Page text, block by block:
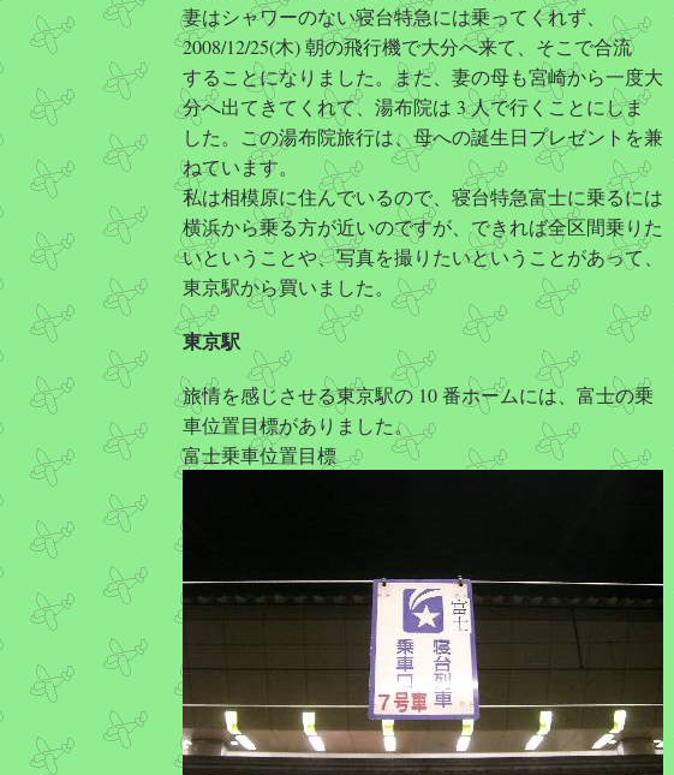
妻はシャワーのない寝台特急には乗ってくれず、
2008/12/25(木) 朝の飛行機で大分へ来て、そこで合流
することになりました。また、妻の母も宮崎から一度大
分へ出てきてくれて、湯布院は 3 人で行くことにしま
した。この湯布院旅行は、母への誕生日プレゼントを兼
ねています。
私は相模原に住んでいるので、寝台特急富士に乗るには
横浜から乗る方が近いのですが、できれば全区間乗りた
いということや、写真を撮りたいということがあって、
東京駅から買いました。
東京駅
旅情を感じさせる東京駅の 10 番ホームには、富士の乗
車位置目標がありました。
富士乗車位置目標